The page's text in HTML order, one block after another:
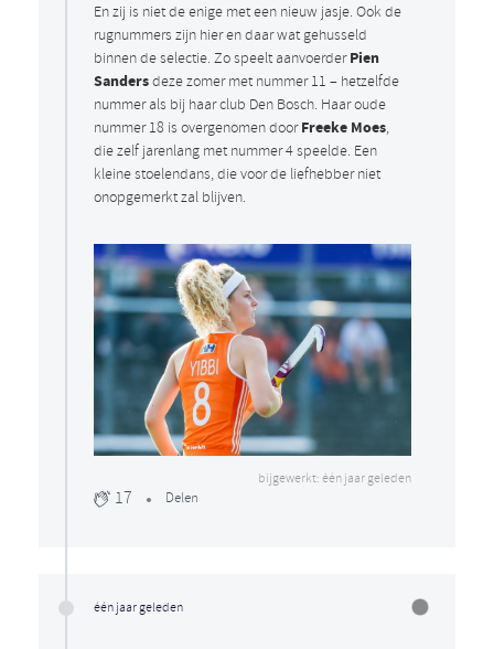
En zij is niet de enige met een nieuw jasje. Ook de
rugnummers zijn hier en daar wat gehusseld
binnen de selectie. Zo speelt aanvoerderPien
Sandersdeze zomer met nummer 11 – hetzelfde
nummer als bij haar club Den Bosch. Haar oude
nummer 18 is overgenomen doorFreeke Moes,
die zelf jarenlang met nummer 4 speelde. Een
kleine stoelendans, die voor de liefhebber niet
onopgemerkt zal blijven.
bijgewerkt: één jaar geleden
17 Delen
één jaar geleden